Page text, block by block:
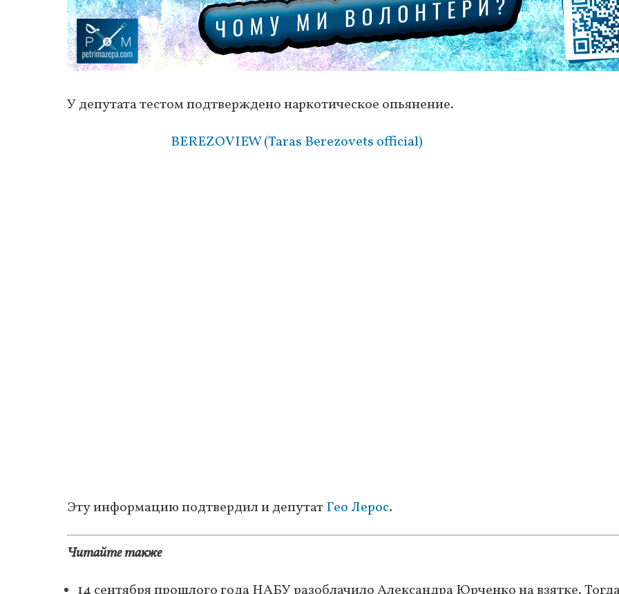
У депутата тестом подтверждено наркотическое опьянение.
BEREZOVIEW (Taras Berezovets official)
Эту информацию подтвердил и депутатГео Лерос.
Читайте также